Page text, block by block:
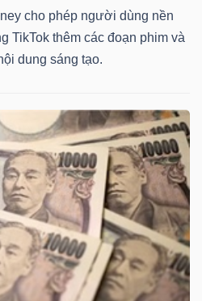
cho phép người dùng nền
TikTok thêm các đoạn phim và
dung sáng tạo.